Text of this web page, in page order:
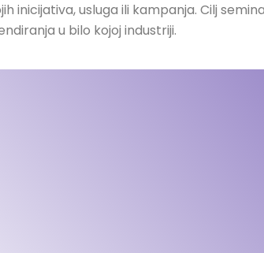
inicijativa, usluga ili kampanja. Cilj
u bilo kojoj industriji.